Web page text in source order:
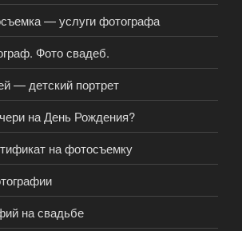
— услуги фотографа
Фото свадеб.
— детский портрет
на День Рождения?
на фотосъемку
на свадьбе